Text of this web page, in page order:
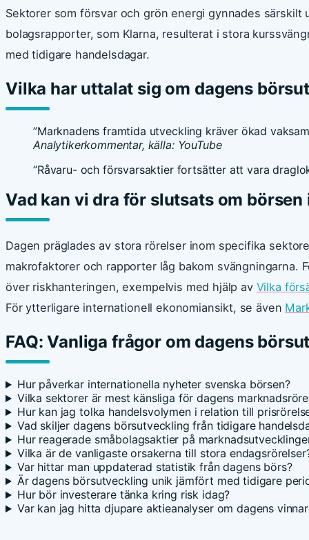
Sektorer som försvar och grön energi gynnades särskilt
bolagsrapporter, som Klarna, resulterat i stora
med tidigare handelsdagar.
Vilka har uttalat sig om dagens
”Marknadens framtida utveckling kräver ökad
Analytikerkommentar, källa: YouTube
”Råvaru- och försvarsaktier fortsätter att vara
Vad kan vi dra för slutsats om börsen
Dagen präglades av stora rörelser inom specifika
makrofaktorer och rapporter låg bakom svängningarna.
över riskhanteringen, exempelvis med hjälp av Vilka
För ytterligare internationell ekonomiansikt, se även
FAQ: Vanliga frågor om dagens
Hur påverkar internationella nyheter svenska börsen?
Vilka sektorer är mest känsliga för dagens
Hur kan jag tolka handelsvolymen i relation till
Vad skiljer dagens börsutveckling från tidigare
Hur reagerade småbolagsaktier på
Vilka är de vanligaste orsakerna till stora
Var hittar man uppdaterad statistik från dagens börs?
Är dagens börsutveckling unik jämfört med tidigare
Hur bör investerare tänka kring risk idag?
Var kan jag hitta djupare aktieanalyser om dagens